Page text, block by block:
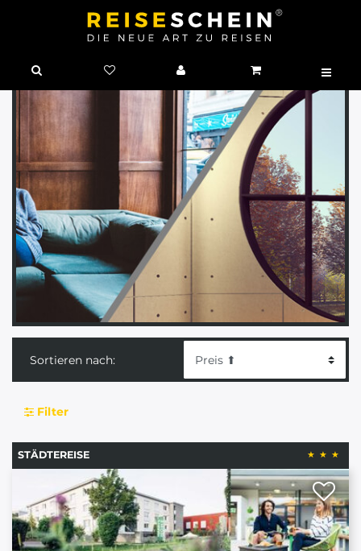
Sortieren nach:
Filter
STÄDTEREISE